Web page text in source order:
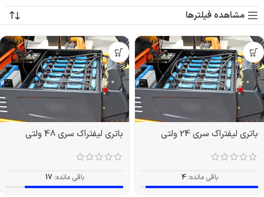
مشاهده فیلترها
باتری لیفتراک سری 24 ولتی
باقی مانده: 4
باتری لیفتراک سری 48 ولتی
باقی مانده: 17